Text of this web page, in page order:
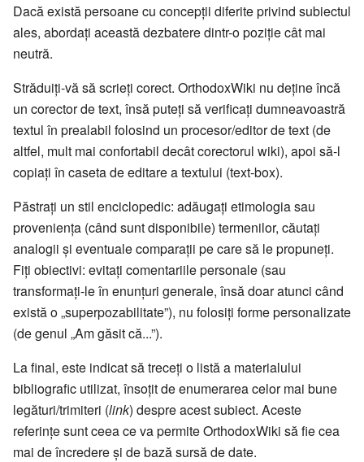
Dacă există persoane cu concepţii diferite privind subiectul
ales, abordaţi această dezbatere dintr-o poziţie cât mai
neutră.
Străduiţi-vă să scrieţi corect. OrthodoxWiki nu deţine încă
un corector de text, însă puteţi să verificaţi dumneavoastră
textul în prealabil folosind un procesor/editor de text (de
altfel, mult mai confortabil decât corectorul wiki), apoi să-l
copiaţi în caseta de editare a textului (text-box).
Păstraţi un stil enciclopedic: adăugaţi etimologia sau
provenienţa (când sunt disponibile) termenilor, căutaţi
analogii şi eventuale comparaţii pe care să le propuneţi.
Fiţi obiectivi: evitaţi comentariile personale (sau
transformaţi-le în enunţuri generale, însă doar atunci când
există o „superpozabilitate”), nu folosiţi forme personalizate
(de genul „Am găsit că...”).
La final, este indicat să treceţi o listă a materialului
bibliografic utilizat, însoţit de enumerarea celor mai bune
legături/trimiteri (link) despre acest subiect. Aceste
referinţe sunt ceea ce va permite OrthodoxWiki să fie cea
mai de încredere şi de bază sursă de date.